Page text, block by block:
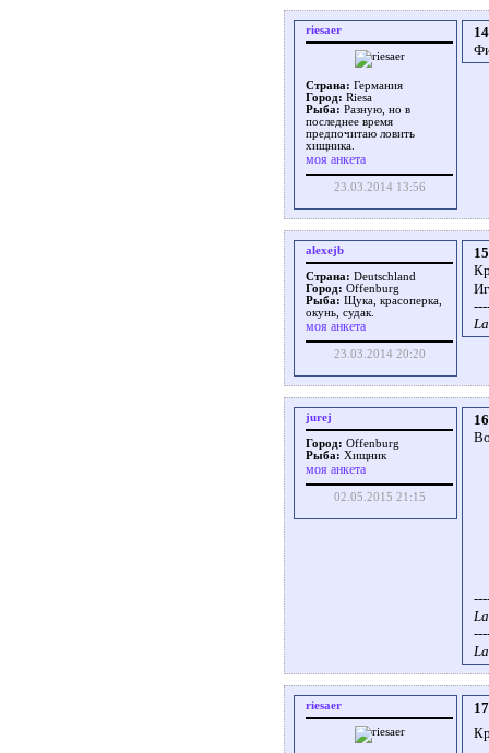
riesaer
Страна: Германия
Город: Riesa
Рыба: Разную, но в
последнее время
предпочитаю ловить
хищника.
моя анкета
23.03.2014 13:56
alexejb
Страна: Deutschland
Город: Offenburg
Рыба: Щука, красоперка,
окунь, судак.
моя анкета
23.03.2014 20:20
jurej
Город: Offenburg
Рыба: Хищник
моя анкета
02.05.2015 21:15
riesaer